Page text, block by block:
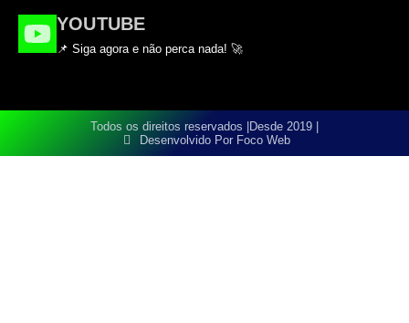
YOUTUBE
📌 Siga agora e não perca nada! 🚀
Todos os direitos reservados |
Desde 2019 |
Desenvolvido Por Foco Web